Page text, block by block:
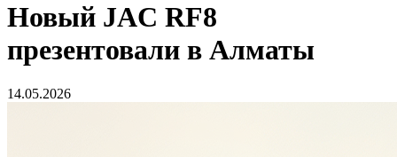
Новый JAC RF8
презентовали в Алматы
14.05.2026